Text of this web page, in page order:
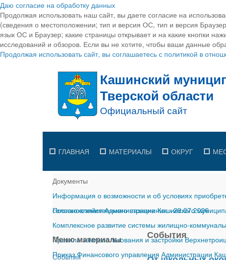
Даю согласие на обработку данных
Продолжая использовать наш сайт, вы даете согласие на
(сведения о местоположении; тип и версия ОС, тип и версия
язык ОС и Браузер; какие страницы открывает и на какие кнопки
исследований и обзоров. Если вы не хотите, чтобы ваши данные
Продолжая использовать сайт, вы соглашаетесь с политикой в
ГЛАВНАЯ МАТЕРИАЛЫ ОКРУГ
Документы
Информация о возможности и об условиях
сельскохозяйственного назначения-29.07.2026
Постановление Администрации Кашинского
Комплексное развитие системы жилищно-
Правила землепользования и застройки
Приказ Финансового управления Администрации
Меню материалы
События
События